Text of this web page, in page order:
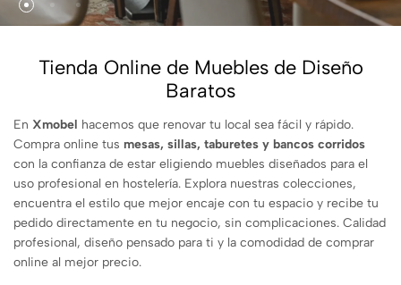
Tienda Online de Muebles de Diseño
Baratos
En Xmobel hacemos que renovar tu local sea fácil y rápido.
Compra online tus mesas, sillas, taburetes y bancos corridos
con la confianza de estar eligiendo muebles diseñados para el
uso profesional en hostelería. Explora nuestras colecciones,
encuentra el estilo que mejor encaje con tu espacio y recibe tu
pedido directamente en tu negocio, sin complicaciones. Calidad
profesional, diseño pensado para ti y la comodidad de comprar
online al mejor precio.